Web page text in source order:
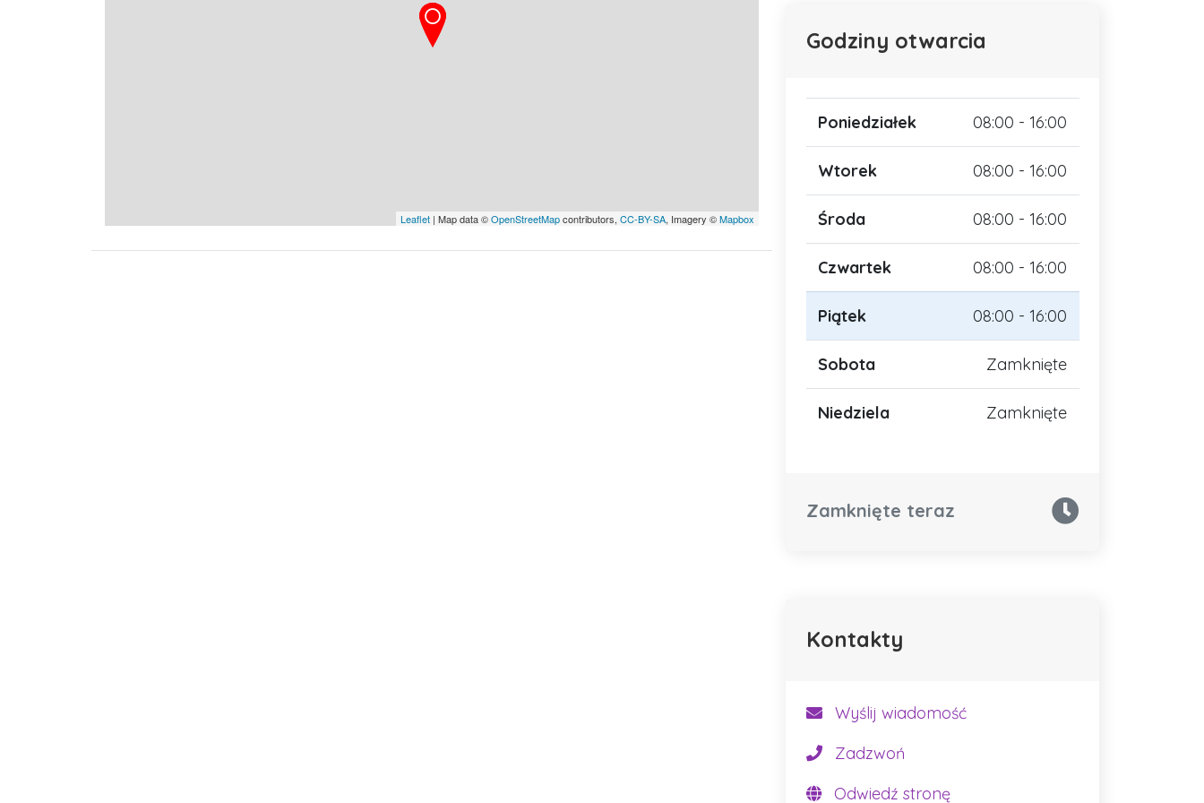
Leaflet | Map data ©OpenStreetMapcontributors, CC-BY-SA, Imagery ©Mapbox
Godziny otwarcia
Poniedziałek 08:00 - 16:00
Wtorek 08:00 - 16:00
Środa 08:00 - 16:00
Czwartek 08:00 - 16:00
Piątek 08:00 - 16:00
Sobota Zamknięte
Niedziela Zamknięte
Zamknięte teraz
Kontakty
Wyślij wiadomość
Zadzwoń
Odwiedź stronę